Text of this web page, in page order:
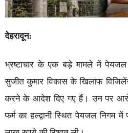
देहरादून:
भ्रष्टाचार के एक बड़े मामले में पेयजल
सुजीत कुमार विकास के खिलाफ
करने के आदेश दिए गए हैं। उन पर
फर्म का हल्द्वानी स्थित पेयजल निगम